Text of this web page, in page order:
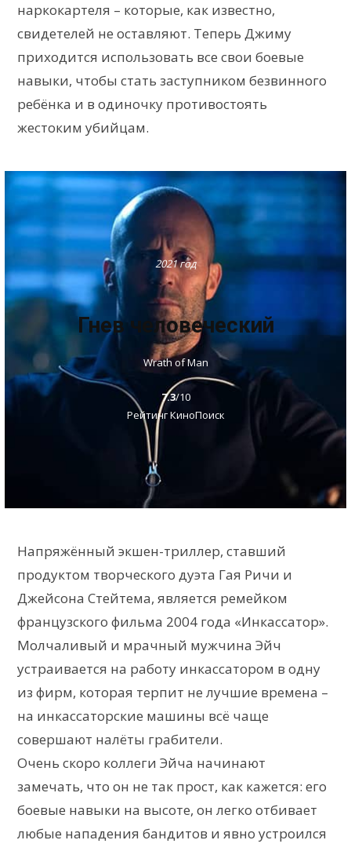
наркокартеля – которые, как известно,
свидетелей не оставляют. Теперь Джиму
приходится использовать все свои боевые
навыки, чтобы стать заступником безвинного
ребёнка и в одиночку противостоять
жестоким убийцам.
2021 год
Гнев человеческий
Wrath of Man
7.3/10
Рейтинг КиноПоиск
Напряжённый экшен-триллер, ставший
продуктом творческого дуэта Гая Ричи и
Джейсона Стейтема, является ремейком
французского фильма 2004 года «Инкассатор».
Молчаливый и мрачный мужчина Эйч
устраивается на работу инкассатором в одну
из фирм, которая терпит не лучшие времена –
на инкассаторские машины всё чаще
совершают налёты грабители.
Очень скоро коллеги Эйча начинают
замечать, что он не так прост, как кажется: его
боевые навыки на высоте, он легко отбивает
любые нападения бандитов и явно устроился